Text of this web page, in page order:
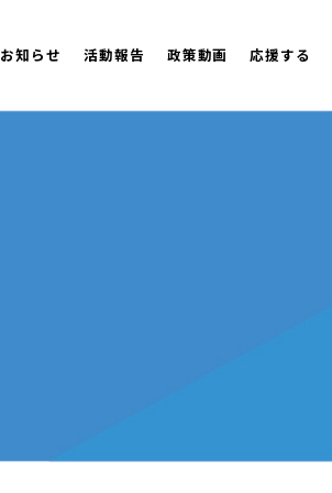
お知らせ 活動報告 政策動画 応援する